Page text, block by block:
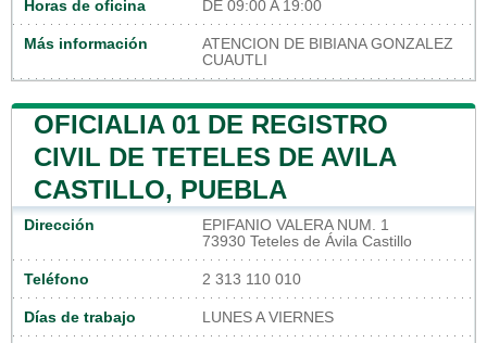
Horas de oficina DE 09:00 A 19:00
Más información
ATENCION DE BIBIANA GONZALEZ
CUAUTLI
OFICIALIA 01 DE REGISTRO
CIVIL DE TETELES DE AVILA
CASTILLO, PUEBLA
Dirección
EPIFANIO VALERA NUM. 1
73930 Teteles de Ávila Castillo
Teléfono 2 313 110 010
Días de trabajo LUNES A VIERNES